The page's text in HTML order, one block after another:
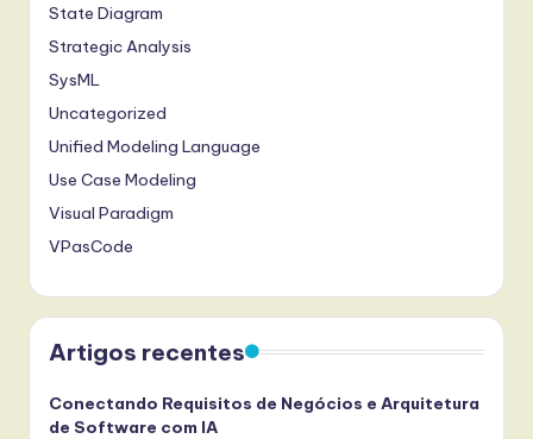
State Diagram
Strategic Analysis
SysML
Uncategorized
Unified Modeling Language
Use Case Modeling
Visual Paradigm
VPasCode
Artigos recentes
Conectando Requisitos de Negócios e Arquitetura
de Software com IA